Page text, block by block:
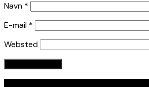
Navn *
E-mail *
Websted